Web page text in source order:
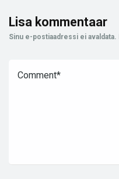
Lisa kommentaar
Sinu e-postiaadressi ei avaldata.